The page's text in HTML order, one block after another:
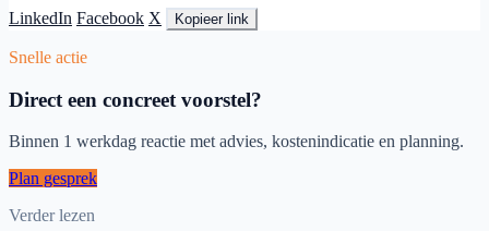
LinkedIn Facebook X Kopieer link
Snelle actie
Direct een concreet voorstel?
Binnen 1 werkdag reactie met advies, kostenindicatie en planning.
Plan gesprek
Verder lezen